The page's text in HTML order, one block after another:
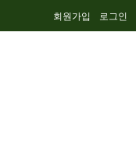
회원가입 로그인